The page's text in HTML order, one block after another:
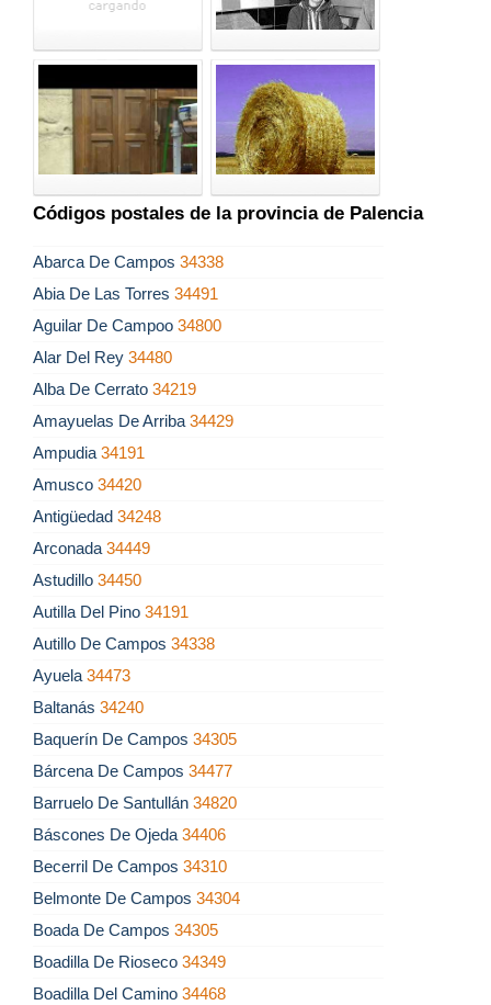
Códigos postales de la provincia de Palencia
Abarca De Campos 34338
Abia De Las Torres 34491
Aguilar De Campoo 34800
Alar Del Rey 34480
Alba De Cerrato 34219
Amayuelas De Arriba 34429
Ampudia 34191
Amusco 34420
Antigüedad 34248
Arconada 34449
Astudillo 34450
Autilla Del Pino 34191
Autillo De Campos 34338
Ayuela 34473
Baltanás 34240
Baquerín De Campos 34305
Bárcena De Campos 34477
Barruelo De Santullán 34820
Báscones De Ojeda 34406
Becerril De Campos 34310
Belmonte De Campos 34304
Boada De Campos 34305
Boadilla De Rioseco 34349
Boadilla Del Camino 34468